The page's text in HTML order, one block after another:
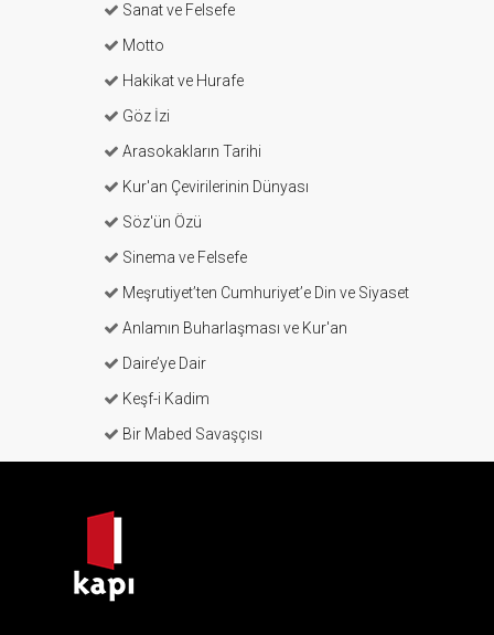
Sanat ve Felsefe
Motto
Hakikat ve Hurafe
Göz İzi
Arasokakların Tarihi
Kur'an Çevirilerinin Dünyası
Söz'ün Özü
Sinema ve Felsefe
Meşrutiyet’ten Cumhuriyet’e Din ve Siyaset
Anlamın Buharlaşması ve Kur'an
Daire’ye Dair
Keşf-i Kadim
Bir Mabed Savaşçısı